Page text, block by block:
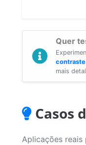
Quer
mais
Casos
Aplicações reais